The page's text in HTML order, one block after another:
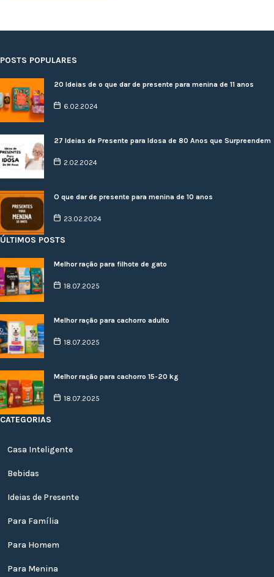
POSTS POPULARES
20 Ideias de o que dar de presente para menina de 11 anos
6.02.2024
27 Ideias de Presente para Idosa de 80 Anos que Surpreendem
2.02.2024
O que dar de presente para menina de 10 anos
23.02.2024
ÚLTIMOS POSTS
Melhor ração para filhote de gato
18.07.2025
Melhor ração para cachorro adulto
18.07.2025
Melhor ração para cachorro 15-20 kg
18.07.2025
CATEGORIAS
Casa Inteligente
Bebidas
Ideias de Presente
Para Família
Para Homem
Para Menina